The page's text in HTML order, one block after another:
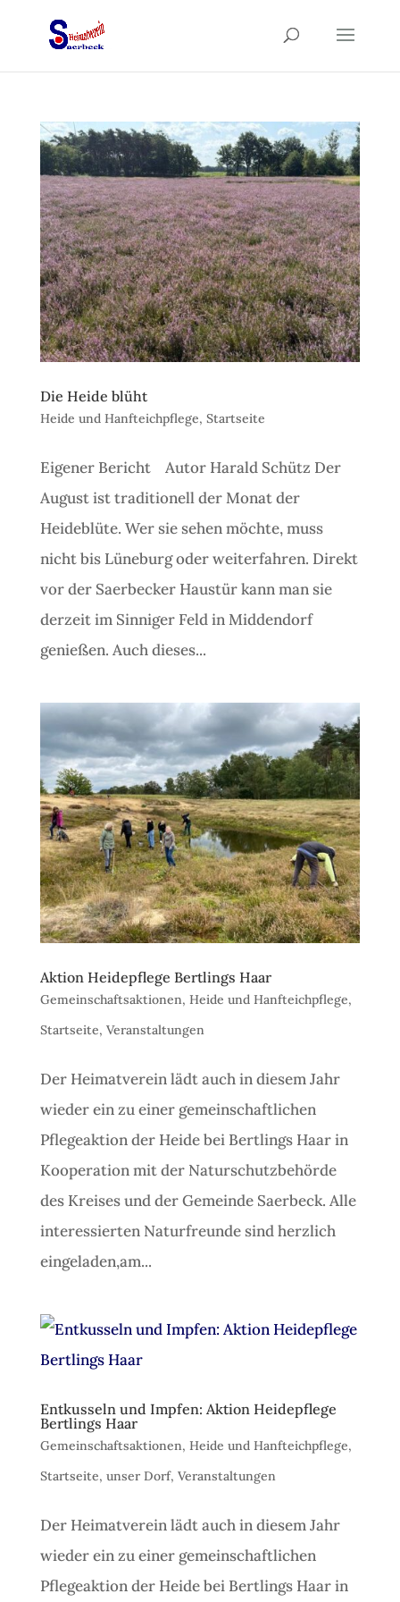
Die Heide blüht
Heide und Hanfteichpflege, Startseite
Eigener Bericht Autor Harald Schütz Der
August ist traditionell der Monat der
Heideblüte. Wer sie sehen möchte, muss
nicht bis Lüneburg oder weiterfahren. Direkt
vor der Saerbecker Haustür kann man sie
derzeit im Sinniger Feld in Middendorf
genießen. Auch dieses...
Aktion Heidepflege Bertlings Haar
Gemeinschaftsaktionen, Heide und Hanfteichpflege,
Startseite, Veranstaltungen
Der Heimatverein lädt auch in diesem Jahr
wieder ein zu einer gemeinschaftlichen
Pflegeaktion der Heide bei Bertlings Haar in
Kooperation mit der Naturschutzbehörde
des Kreises und der Gemeinde Saerbeck. Alle
interessierten Naturfreunde sind herzlich
eingeladen,am...
Entkusseln und Impfen: Aktion Heidepflege
Bertlings Haar
Gemeinschaftsaktionen, Heide und Hanfteichpflege,
Startseite, unser Dorf, Veranstaltungen
Der Heimatverein lädt auch in diesem Jahr
wieder ein zu einer gemeinschaftlichen
Pflegeaktion der Heide bei Bertlings Haar in